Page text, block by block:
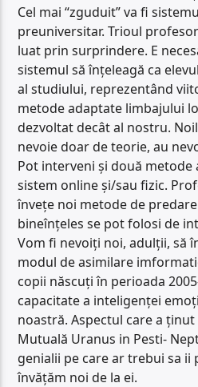
Cel mai “zguduit” va fi
preuniversitar. Trioul
luat prin surprindere. E
sistemul să înțeleagă ca
al studiului, reprezentând
metode adaptate limbajului
dezvoltat decât al nostru.
nevoie doar de teorie, au
Pot interveni și două
sistem online și/sau fizic.
învețe noi metode de
bineînțeles se pot folosi de
Vom fi nevoiți noi, adulții, să
modul de asimilare
copii născuți în perioada
capacitate a inteligenței
noastră. Aspectul care a ținut
Mutuală Uranus in Pesti-
genialii pe care ar trebui sa ii
învățăm noi de la ei.